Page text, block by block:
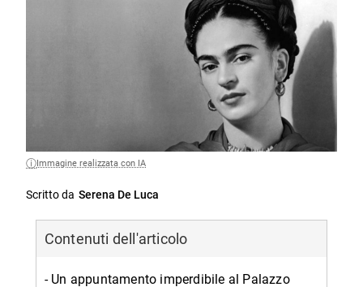
Immagine realizzata con IA
Scritto da Serena De Luca
Contenuti dell'articolo
- Un appuntamento imperdibile al Palazzo